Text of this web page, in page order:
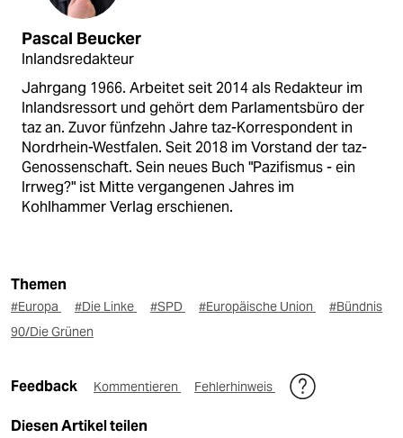
Pascal Beucker
Inlandsredakteur
Jahrgang 1966. Arbeitet seit 2014 als Redakteur im
Inlandsressort und gehört dem Parlamentsbüro der
taz an. Zuvor fünfzehn Jahre taz-Korrespondent in
Nordrhein-Westfalen. Seit 2018 im Vorstand der taz-
Genossenschaft. Sein neues Buch "Pazifismus - ein
Irrweg?" ist Mitte vergangenen Jahres im
Kohlhammer Verlag erschienen.
Themen
#Europa #Die Linke #SPD #Europäische Union
#Bündnis
90/Die Grünen
Feedback Kommentieren Fehlerhinweis
Diesen Artikel teilen